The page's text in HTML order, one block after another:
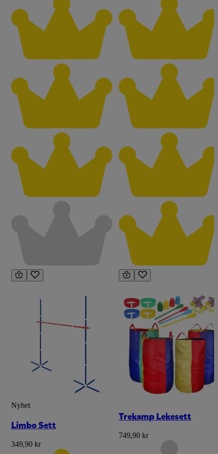
Nyhet
Limbo Sett
349,90 kr
Trekamp Lekesett
749,90 kr